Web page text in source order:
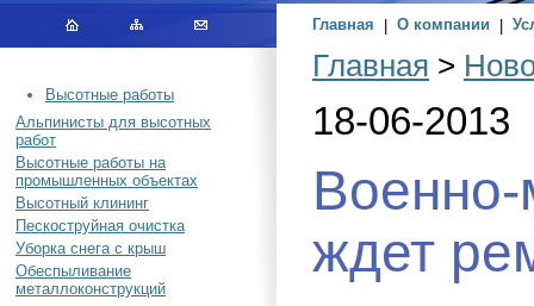
Главная О компании
Высотные работы
Альпинисты для высотных
работ
Высотные работы на
промышленных объектах
Высотный клининг
Пескоструйная очистка
Уборка снега с крыш
Обеспыливание
металлоконструкций
Главная >
18-06-2013
ждет